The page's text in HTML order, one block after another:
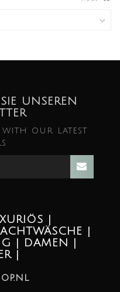
UNSEREN
with our latest
|
|
| DAMEN |
|